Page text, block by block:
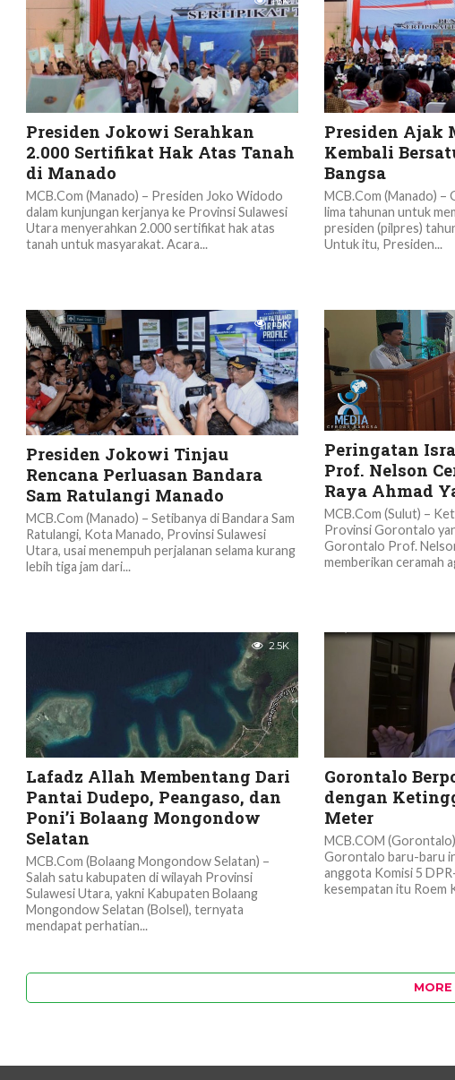
Presiden Jokowi Serahkan
2.000 Sertifikat Hak Atas Tanah
di Manado
MCB.Com (Manado) – Presiden Joko Widodo
dalam kunjungan kerjanya ke Provinsi Sulawesi
Utara menyerahkan 2.000 sertifikat hak atas
tanah untuk masyarakat. Acara...
Presiden Ajak
Kembali
Bangsa
MCB.Com (Manado) –
lima tahunan untuk
presiden (pilpres)
Untuk itu, Presiden...
1.5K
Presiden Jokowi Tinjau
Rencana Perluasan Bandara
Sam Ratulangi Manado
MCB.Com (Manado) – Setibanya di Bandara Sam
Ratulangi, Kota Manado, Provinsi Sulawesi
Utara, usai menempuh perjalanan selama kurang
lebih tiga jam dari...
Peringatan Isra
Prof. Nelson
Raya Ahmad
MCB.Com (Sulut) –
Provinsi Gorontalo
Gorontalo Prof.
memberikan ceramah
2.5K
Lafadz Allah Membentang Dari
Pantai Dudepo, Peangaso, dan
Poni’i Bolaang Mongondow
Selatan
MCB.Com (Bolaang Mongondow Selatan) –
Salah satu kabupaten di wilayah Provinsi
Sulawesi Utara, yakni Kabupaten Bolaang
Mongondow Selatan (Bolsel), ternyata
mendapat perhatian...
Gorontalo
dengan
Meter
MCB.COM
Gorontalo baru-baru
anggota Komisi 5
kesempatan itu Roem